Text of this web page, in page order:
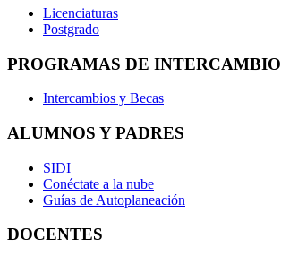
Licenciaturas
Postgrado
PROGRAMAS DE INTERCAMBIO
Intercambios y Becas
ALUMNOS Y PADRES
SIDI
Conéctate a la nube
Guías de Autoplaneación
DOCENTES